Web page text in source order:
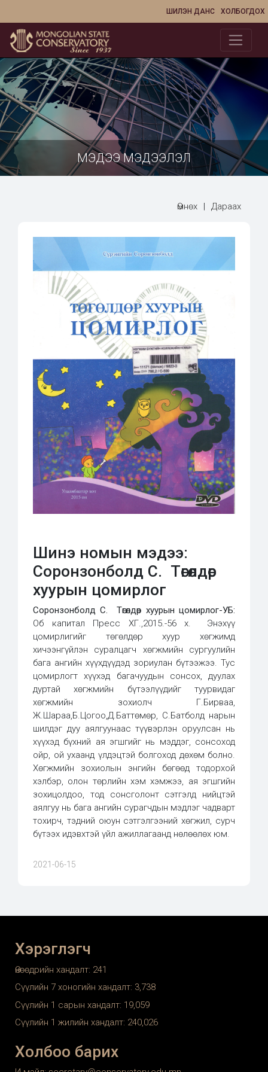
ХОЛБОГДОХ
ШИЛЭН ДАНС
МЭДЭЭ МЭДЭЭЛЭЛ
Өмнөх | Дараах
Шинэ номын мэдээ:
Соронзонболд С. Төгөлдөр
хуурын цомирлог
Соронзонболд С.
Төгөлдөр хуурын цомирлог-УБ:
Об капитал Пресс ХГ.,2015.-56 х. Энэхүү
цомирлигийг төгөлдөр хуур хөгжимд
хичээнгүйлэн суралцагч хөгжмийн сургуулийн
бага ангийн хүүхдүүдэд зориулан бүтээжээ. Тус
цомирлогт хүүхэд багачуудын сонсох, дуулах
дуртай хөгжмийн бүтээлүүдийг туурвидаг
хөгжмийн зохиолч Г.Бирваа,
Ж.Шараа,Б.Цогоо,Д.Баттөмөр, С.Батболд нарын
шилдэг дуу аялгуунаас түүвэрлэн оруулсан нь
хүүхэд бүхний ая эгшгийг нь мэддэг, сонсоход
ойр, ой ухаанд үлдэцтэй болгоход дөхөм болно.
Хөгжмийн зохиолын энгийн бөгөөд тодорхой
хэлбэр, олон төрлийн хэм хэмжээ, ая эгшгийн
зохицолдоо, тод сонсголонт сэтгэлд нийцтэй
аялгуу нь бага ангийн сурагчдын мэдлэг чадварт
тохирч, тэдний оюун сэтгэлгээний хөгжил, сурч
бүтээх идэвхтэй үйл ажиллагаанд нөлөөлөх юм.
2021-06-15
Хэрэглэгч
Өнөөдрийн хандалт: 241
Сүүлийн 7 хоногийн хандалт: 3,738
Сүүлийн 1 сарын хандалт: 19,059
Сүүлийн 1 жилийн хандалт: 240,026
Холбоо барих